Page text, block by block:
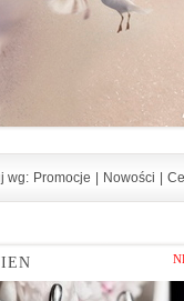
wg: Promocje Nowości